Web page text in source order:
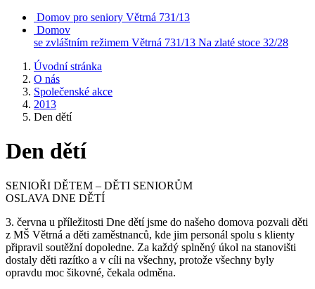
Domov pro seniory Větrná 731/13
Domov
se zvláštním režimem Větrná 731/13 Na zlaté stoce 32/28
Úvodní stránka
O nás
Společenské akce
2013
Den dětí
Den dětí
SENIOŘI DĚTEM – DĚTI SENIORŮM
OSLAVA DNE DĚTÍ
3. června u příležitosti Dne dětí jsme do našeho domova pozvali děti
z MŠ Větrná a děti zaměstnanců, kde jim personál spolu s klienty
připravil soutěžní dopoledne. Za každý splněný úkol na stanovišti
dostaly děti razítko a v cíli na všechny, protože všechny byly
opravdu moc šikovné, čekala odměna.